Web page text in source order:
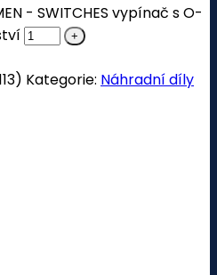
- SWITCHES vypínač s O-
Kategorie: Náhradní díly